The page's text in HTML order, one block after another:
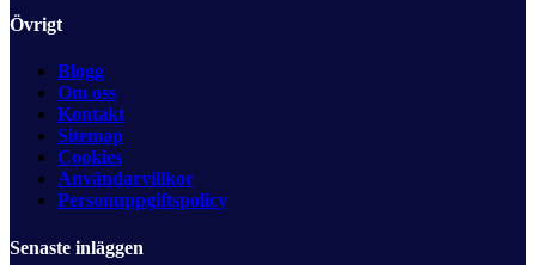
Övrigt
Blogg
Om oss
Kontakt
Sitemap
Cookies
Användarvillkor
Personuppgiftspolicy
Senaste inläggen